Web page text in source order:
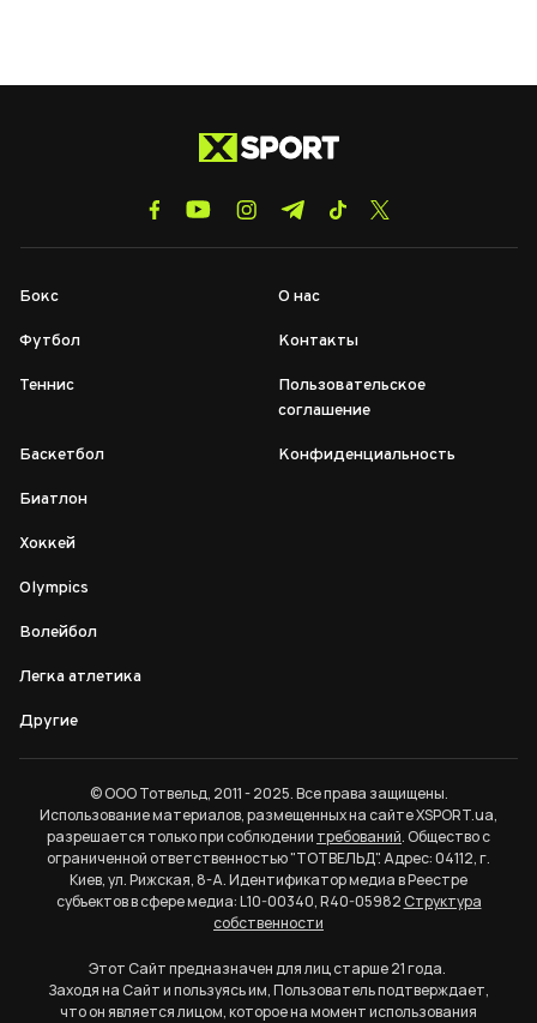
Бокс
Футбол
Теннис
Баскетбол
Биатлон
Хоккей
Olympics
Волейбол
Легка атлетика
Другие
О нас
Контакты
Пользовательское
соглашение
Конфиденциальность
© ООО Тотвельд, 2011 - 2025. Все права защищены.
Использование материалов, размещенных на сайте XSPORT.ua,
разрешается только при соблюдении требований. Общество с
ограниченной ответственностью "ТОТВЕЛЬД". Адрес: 04112, г.
Киев, ул. Рижская, 8-А. Идентификатор медиа в Реестре
субъектов в сфере медиа: L10-00340, R40-05982Структура
собственности
Этот Сайт предназначен для лиц старше 21 года.
Заходя на Сайт и пользуясь им, Пользователь подтверждает,
что он является лицом, которое на момент использования